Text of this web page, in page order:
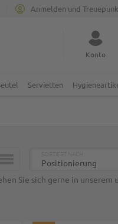
Anmelden und
Konto
Servietten
Sie sich gerne in unserem